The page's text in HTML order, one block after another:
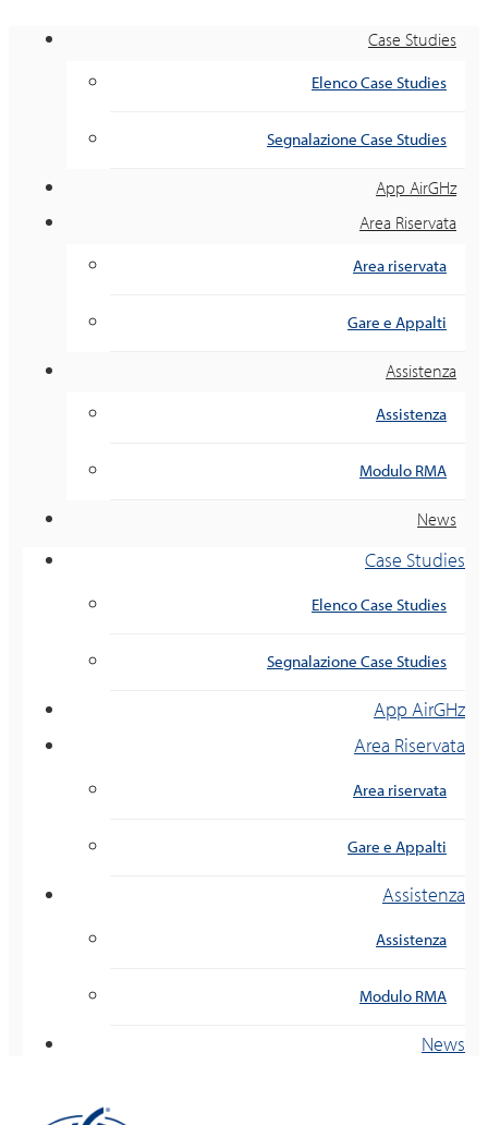
Case Studies
Elenco Case Studies
Segnalazione Case Studies
App AirGHz
Area Riservata
Area riservata
Gare e Appalti
Assistenza
Assistenza
Modulo RMA
News
Case Studies
Elenco Case Studies
Segnalazione Case Studies
App AirGHz
Area Riservata
Area riservata
Gare e Appalti
Assistenza
Assistenza
Modulo RMA
News